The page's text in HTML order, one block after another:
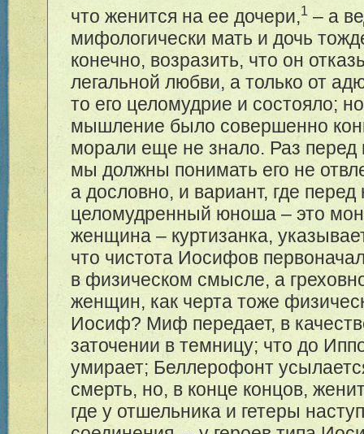
что женится на ее дочери,1 – а
мифологически мать и дочь
конечно, возразить, что он
легальной любви, а только от
то его целомудрие и состояло;
мышление было совершенно
морали еще не знало. Раз
мы должны понимать его не
а дословно, и вариант, где
целомудренный юноша – это
женщина – куртизанка,
что чистота Иосифов
в физическом смысле, а
женщин, как черта тоже
Иосиф? Миф передает, в
заточении в темницу; что до
умирает; Беллерофонт
смерть, но, в конце концов,
где у отшельника и гетеры